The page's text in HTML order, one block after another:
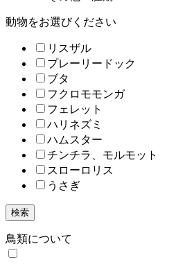
動物をお選びください
リスザル
プレーリードック
ブタ
フクロモモンガ
フェレット
ハリネズミ
ハムスター
チンチラ、モルモット
スローロリス
うさぎ
検索
鳥類について